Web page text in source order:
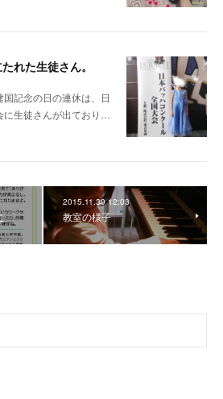
れた生徒さん。
記念の日の連休は、日
に生徒さんが出ており…
2015.11.30 12:03
教室の様子